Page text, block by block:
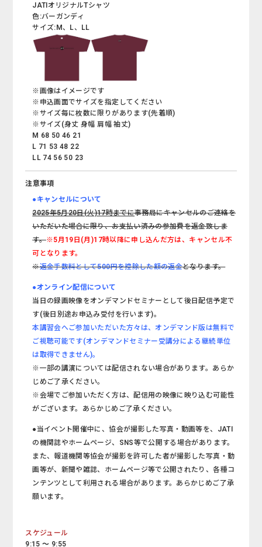
JATIオリジナルTシャツ
色:バーガンディ
サイズ:M、L、LL
※画像はイメージです
※申込画面でサイズを指定してください
※サイズ毎に枚数に限りがあります(先着順)
※サイズ(身丈 身幅 肩幅 袖丈)
M 68 50 46 21
L 71 53 48 22
LL 74 56 50 23
注意事項
●キャンセルについて
2025年5月20日(火)17時までに事務局にキャンセルのご連絡を
いただいた場合に限り、お支払い済みの参加費を返金致しま
す。※5月19日(月)17時以降に申し込んだ方は、キャンセル不
可となります。
※返金手数料として500円を控除した額の返金となります。
●オンライン配信について
当日の録画映像をオンデマンドセミナーとして後日配信予定で
す(後日別途お申込み受付を行います)。
本講習会へご参加いただいた方々は、オンデマンド版は無料で
ご視聴可能です(オンデマンドセミナー受講分による継続単位
は取得できません)。
※一部の講演については配信されない場合があります。あらか
じめご了承ください。
※会場でご参加いただく方は、配信用の映像に映り込む可能性
がございます。あらかじめご了承ください。
●当イベント開催中に、協会が撮影した写真・動画等を、JATI
の機関誌やホームページ、SNS等で公開する場合があります。
また、報道機関等協会が撮影を許可した者が撮影した写真・動
画等が、新聞や雑誌、ホームページ等で公開されたり、各種コ
ンテンツとして利用される場合があります。あらかじめご了承
願います。
スケジュール
9:15 ～ 9:55